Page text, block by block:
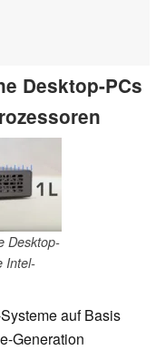
Desktop-PCs
Desktop-
Intel-
auf Basis
Generation